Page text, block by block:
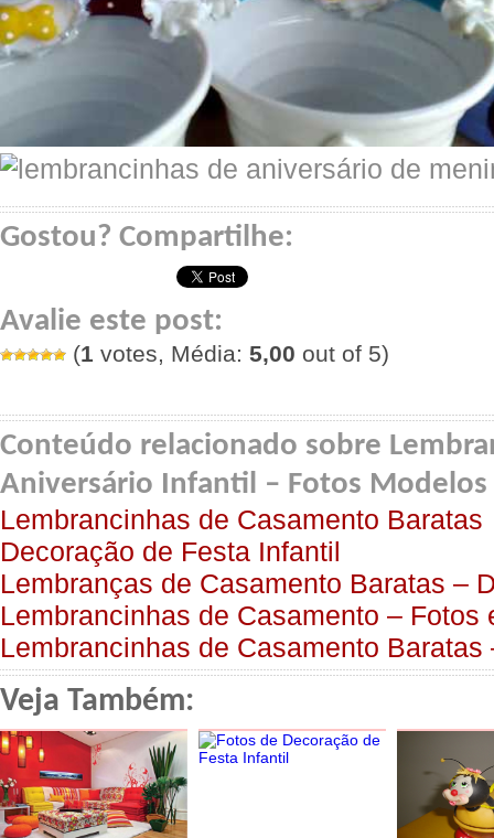
Gostou? Compartilhe:
Avalie este post:
(1 votes, Média: 5,00 out of 5)
Conteúdo relacionado sobre
Aniversário Infantil – Fotos Modelos
Lembrancinhas de Casamento Baratas
Decoração de Festa Infantil
Lembranças de Casamento Baratas –
Lembrancinhas de Casamento – Fotos
Lembrancinhas de Casamento Baratas
Veja Também: